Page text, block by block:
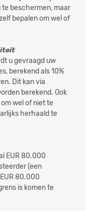
te beschermen, maar
bepalen om wel of
u gevraagd uw
berekend als 10%
Dit kan via
berekend. Ook
wel of niet te
herhaald te
EUR 80.000
(een
80.000
is komen te